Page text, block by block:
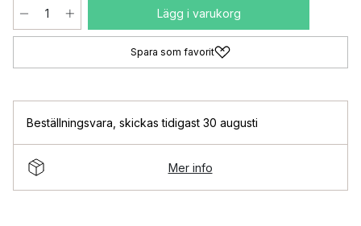
Lägg i varukorg
Spara som favorit
Beställningsvara skickas tidigast 30 augusti
Mer info